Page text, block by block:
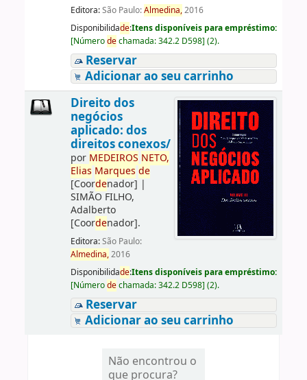
Editora:São Paulo:Almedina,2016
Disponibilidade:Itens disponíveis para empréstimo:
[Númerodechamada:342.2 D598] (2).
Reservar
Adicionar ao seu carrinho
Direito dos
negócios
aplicado: dos
direitos conexos/
por MEDEIROS NETO,
Elias Marques de
[Coordenador] |
SIMÃO FILHO,
Adalberto
[Coordenador].
Editora:São Paulo:
Almedina,2016
Disponibilidade:Itens disponíveis para empréstimo:
[Númerodechamada:342.2 D598] (2).
Reservar
Adicionar ao seu carrinho
Não encontrou o
que procura?